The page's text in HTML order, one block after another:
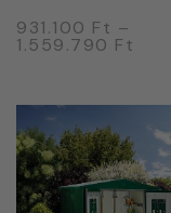
931.100 Ft –
1.559.790 Ft